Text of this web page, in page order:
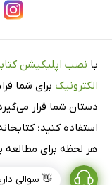
👋 سوالی
با نصب اپلیکیشن
الکترونیک برای شما
دستان شما قرار
استفاده کنید؛
هر لحظه برای مطالعه